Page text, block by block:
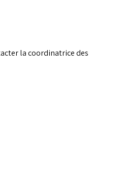
la coordinatrice des